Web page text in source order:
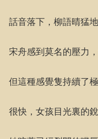
話音落下，柳語晴猛
宋舟感到莫名的壓力
但這種感覺隻持續了極
很快，女孩目光裏的